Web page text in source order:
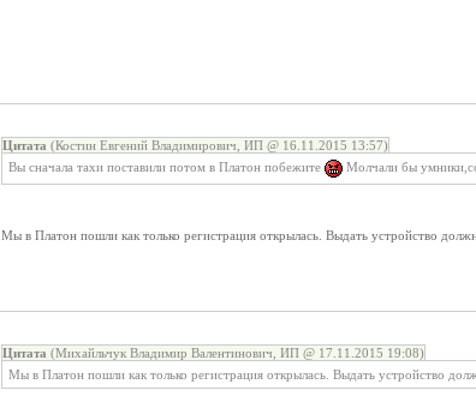
Цитата (Костин Евгений Владимирович, ИП @ 16.11.2015 13:57)
Вы сначала тахи поставили потом в Платон побежите
Молчали бы
Мы в Платон пошли как только регистрация открылась. Выдать устройство
Цитата (Михайльчук Владимир Валентинович, ИП @ 17.11.2015 19:08)
Мы в Платон пошли как только регистрация открылась. Выдать устройство